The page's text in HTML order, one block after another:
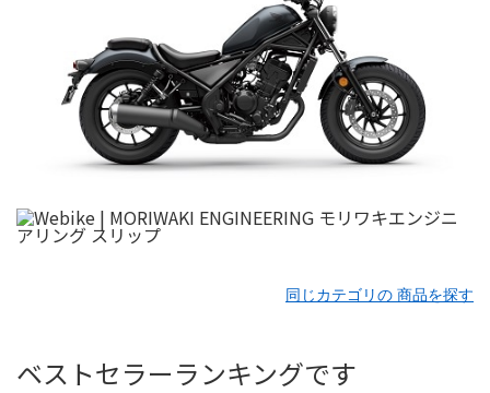
同じカテゴリの 商品を探す
ベストセラーランキングです